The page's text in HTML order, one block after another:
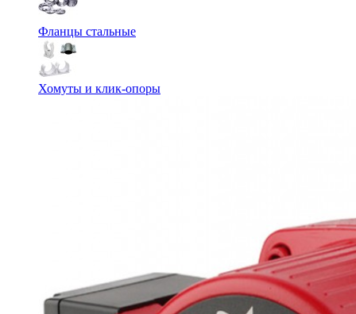
Фланцы стальные
Хомуты и клик-опоры